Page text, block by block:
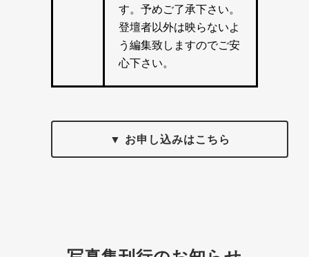
す。予めご了承下さい。
登壇者以外は映らないよ
う編集致しますのでご安
心下さい。
▼ お申し込みはこちら